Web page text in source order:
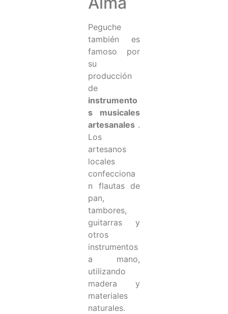
Peguche
también es
famoso por
su
producción
de
instrumento
s musicales
artesanales .
Los
artesanos
locales
confecciona
n flautas de
pan,
tambores,
guitarras y
otros
instrumentos
a mano,
utilizando
madera y
materiales
naturales.